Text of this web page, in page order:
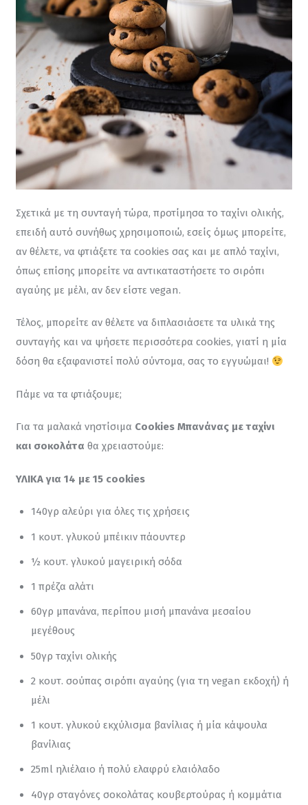
Σχετικά με τη συνταγή τώρα, προτίμησα το ταχίνι ολικής,
επειδή αυτό συνήθως χρησιμοποιώ, εσείς όμως μπορείτε,
αν θέλετε, να φτιάξετε τα cookies σας και με απλό ταχίνι,
όπως επίσης μπορείτε να αντικαταστήσετε το σιρόπι
αγαύης με μέλι, αν δεν είστε vegan.
Τέλος, μπορείτε αν θέλετε να διπλασιάσετε τα υλικά της
συνταγής και να ψήσετε περισσότερα cookies, γιατί η μία
δόση θα εξαφανιστεί πολύ σύντομα, σας το εγγυώμαι!
Πάμε να τα φτιάξουμε;
Για τα μαλακά νηστίσιμα Cookies Μπανάνας με ταχίνι
και σοκολάτα θα χρειαστούμε:
ΥΛΙΚΑ για 14 με 15 cookies
140γρ αλεύρι για όλες τις χρήσεις
1 κουτ. γλυκού μπέικιν πάουντερ
½ κουτ. γλυκού μαγειρική σόδα
1 πρέζα αλάτι
60γρ μπανάνα, περίπου μισή μπανάνα μεσαίου
μεγέθους
50γρ ταχίνι ολικής
2 κουτ. σούπας σιρόπι αγαύης (για τη vegan εκδοχή) ή
μέλι
1 κουτ. γλυκού εκχύλισμα βανίλιας ή μία κάψουλα
βανίλιας
25ml ηλιέλαιο ή πολύ ελαφρύ ελαιόλαδο
40γρ σταγόνες σοκολάτας κουβερτούρας ή κομμάτια